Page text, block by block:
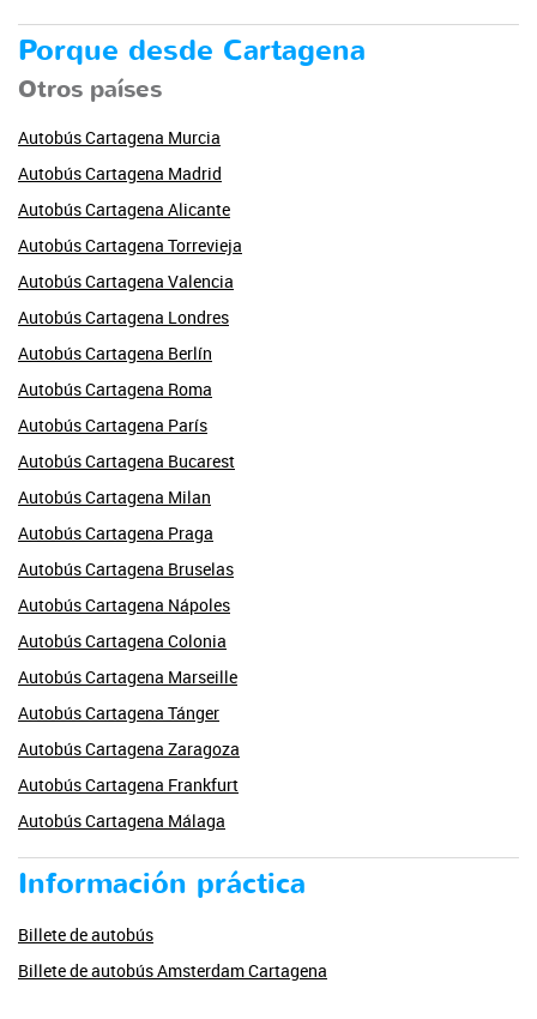
Porque desde Cartagena
Otros países
Autobús Cartagena Murcia
Autobús Cartagena Madrid
Autobús Cartagena Alicante
Autobús Cartagena Torrevieja
Autobús Cartagena Valencia
Autobús Cartagena Londres
Autobús Cartagena Berlín
Autobús Cartagena Roma
Autobús Cartagena París
Autobús Cartagena Bucarest
Autobús Cartagena Milan
Autobús Cartagena Praga
Autobús Cartagena Bruselas
Autobús Cartagena Nápoles
Autobús Cartagena Colonia
Autobús Cartagena Marseille
Autobús Cartagena Tánger
Autobús Cartagena Zaragoza
Autobús Cartagena Frankfurt
Autobús Cartagena Málaga
Información práctica
Billete de autobús
Billete de autobús Amsterdam Cartagena